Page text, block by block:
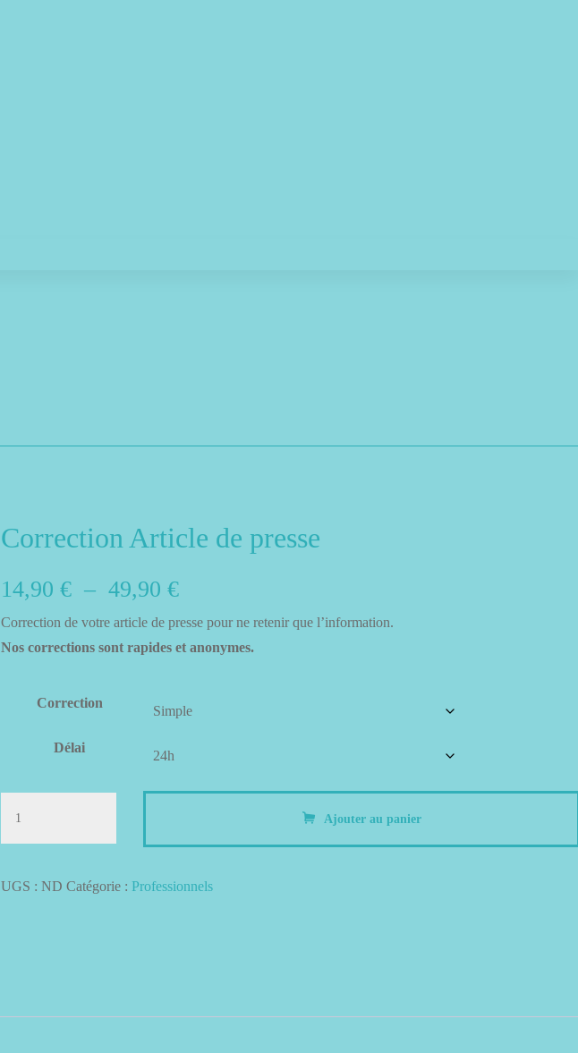
Correction Article de presse
14,90 € – 49,90 €Plage
de
14,90 €
49,90 €
Correction de votre article de presse pour ne retenir que l’information.
Nos corrections sont rapides et anonymes.
Correction
Délai
Article
Ajouter au panier
UGS : ND Catégorie : Professionnels